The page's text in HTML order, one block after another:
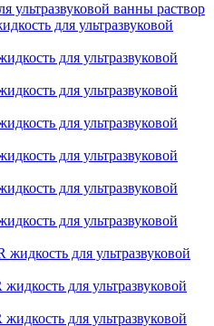
ультразвуковой ванны раствор
для ультразвуковой
для ультразвуковой
для ультразвуковой
для ультразвуковой
для ультразвуковой
для ультразвуковой
для ультразвуковой
для ультразвуковой
для ультразвуковой
для ультразвуковой